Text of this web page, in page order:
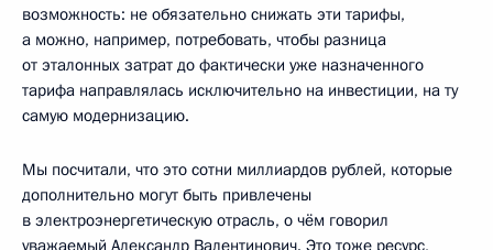
возможность: не обязательно снижать эти тарифы,
а можно, например, потребовать, чтобы разница
от эталонных затрат до фактически уже назначенного
тарифа направлялась исключительно на инвестиции, на ту
самую модернизацию.
Мы посчитали, что это сотни миллиардов рублей, которые
дополнительно могут быть привлечены
в электроэнергетическую отрасль, о чём говорил
уважаемый Александр Валентинович. Это тоже ресурс,